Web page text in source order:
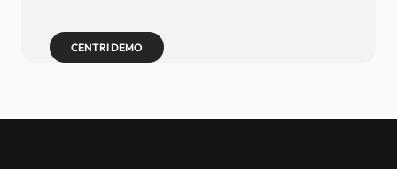
CENTRI DEMO